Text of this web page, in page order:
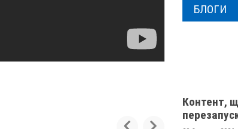
БЛОГИ
Контент,